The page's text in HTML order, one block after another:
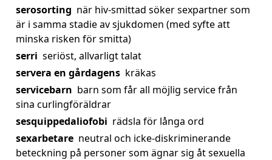
serosorting när hiv-smittad söker sexpartner som
är i samma stadie av sjukdomen (med syfte att
minska risken för smitta)
serri seriöst, allvarligt talat
servera en gårdagens kräkas
servicebarn barn som får all möjlig service från
sina curlingföräldrar
sesquippedaliofobi rädsla för långa ord
sexarbetare neutral och icke-diskriminerande
beteckning på personer som ägnar sig åt sexuella